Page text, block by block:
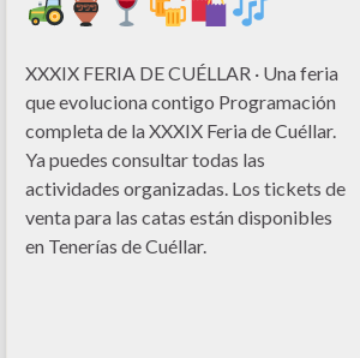
XXXIX FERIA DE CUÉLLAR · Una feria
que evoluciona contigo Programación
completa de la XXXIX Feria de Cuéllar.
Ya puedes consultar todas las
actividades organizadas. Los tickets de
venta para las catas están disponibles
en Tenerías de Cuéllar.